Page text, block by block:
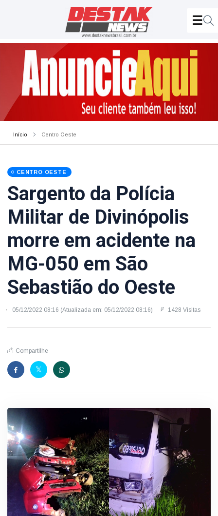
Início Centro Oeste
CENTRO OESTE
Sargento da Polícia
Militar de Divinópolis
morre em acidente na
MG-050 em São
Sebastião do Oeste
05/12/2022 08:16 (Atualizada em: 05/12/2022 08:16) 1428 Visitas
Compartilhe